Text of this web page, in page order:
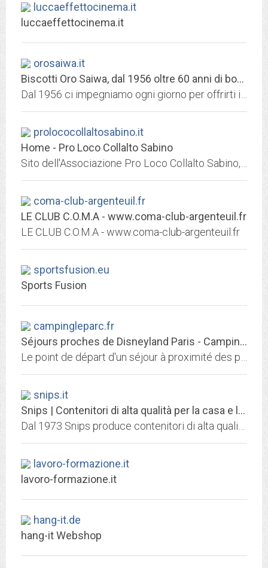
luccaeffettocinema.it
luccaeffettocinema.it
orosaiwa.it
Biscotti Oro Saiwa, dal 1956 oltre 60 anni di bontà!
prolococollaltosabino.it
Home - Pro Loco Collalto Sabino
coma-club-argenteuil.fr
LE CLUB C.O.M.A - www.coma-club-argenteuil.fr
LE CLUB C.O.M.A - www.coma-club-argenteuil.fr
sportsfusion.eu
Sports Fusion
campingleparc.fr
Séjours proches de Disneyland Paris - Camping Le Parc de Paris
snips.it
Snips | Contenitori di alta qualità per la casa e la cucina
lavoro-formazione.it
lavoro-formazione.it
hang-it.de
hang-it Webshop